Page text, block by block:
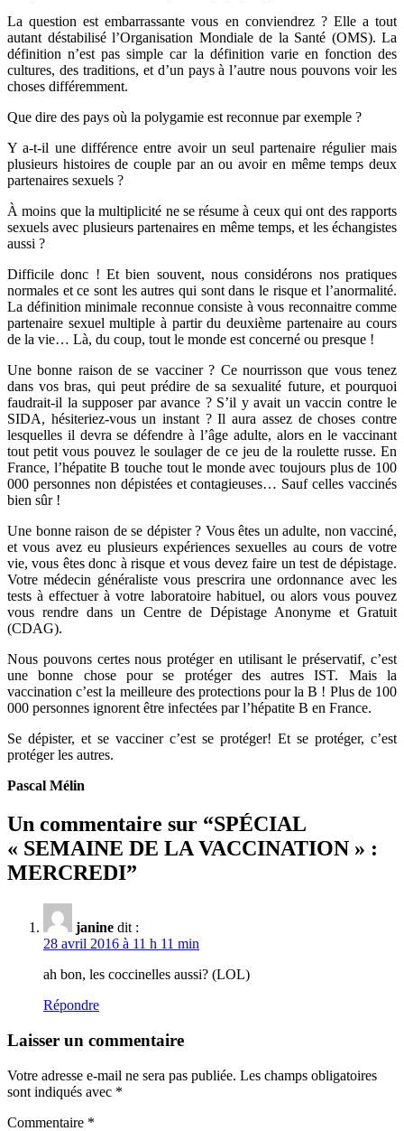
La question est embarrassante vous en conviendrez ? Elle a tout
autant déstabilisé l’Organisation Mondiale de la Santé (OMS). La
définition n’est pas simple car la définition varie en fonction des
cultures, des traditions, et d’un pays à l’autre nous pouvons voir les
choses différemment.
Que dire des pays où la polygamie est reconnue par exemple ?
Y a-t-il une différence entre avoir un seul partenaire régulier mais
plusieurs histoires de couple par an ou avoir en même temps deux
partenaires sexuels ?
À moins que la multiplicité ne se résume à ceux qui ont des rapports
sexuels avec plusieurs partenaires en même temps, et les échangistes
aussi ?
Difficile donc ! Et bien souvent, nous considérons nos pratiques
normales et ce sont les autres qui sont dans le risque et l’anormalité.
La définition minimale reconnue consiste à vous reconnaitre comme
partenaire sexuel multiple à partir du deuxième partenaire au cours
de la vie… Là, du coup, tout le monde est concerné ou presque !
Une bonne raison de se vacciner ? Ce nourrisson que vous tenez
dans vos bras, qui peut prédire de sa sexualité future, et pourquoi
faudrait-il la supposer par avance ? S’il y avait un vaccin contre le
SIDA, hésiteriez-vous un instant ? Il aura assez de choses contre
lesquelles il devra se défendre à l’âge adulte, alors en le vaccinant
tout petit vous pouvez le soulager de ce jeu de la roulette russe. En
France, l’hépatite B touche tout le monde avec toujours plus de 100
000 personnes non dépistées et contagieuses… Sauf celles vaccinés
bien sûr !
Une bonne raison de se dépister ? Vous êtes un adulte, non vacciné,
et vous avez eu plusieurs expériences sexuelles au cours de votre
vie, vous êtes donc à risque et vous devez faire un test de dépistage.
Votre médecin généraliste vous prescrira une ordonnance avec les
tests à effectuer à votre laboratoire habituel, ou alors vous pouvez
vous rendre dans un Centre de Dépistage Anonyme et Gratuit
(CDAG).
Nous pouvons certes nous protéger en utilisant le préservatif, c’est
une bonne chose pour se protéger des autres IST. Mais la
vaccination c’est la meilleure des protections pour la B ! Plus de 100
000 personnes ignorent être infectées par l’hépatite B en France.
Se dépister, et se vacciner c’est se protéger! Et se protéger, c’est
protéger les autres.
Pascal Mélin
Un commentaire sur “SPÉCIAL
« SEMAINE DE LA VACCINATION » :
MERCREDI”
janine dit :
28 avril 2016 à 11 h 11 min
ah bon, les coccinelles aussi? (LOL)
Répondre
Laisser un commentaire
Votre adresse e-mail ne sera pas publiée. Les champs obligatoires
sont indiqués avec *
Commentaire *